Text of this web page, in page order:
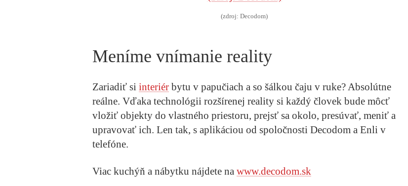
(zdroj: Decodom)
Meníme vnímanie reality
Zariadiť si interiér bytu v papučiach a so šálkou čaju v ruke? Absolútne
reálne. Vďaka technológii rozšírenej reality si každý človek bude môcť
vložiť objekty do vlastného priestoru, prejsť sa okolo, presúvať, meniť a
upravovať ich. Len tak, s aplikáciou od spoločnosti Decodom a Enli v
telefóne.
Viac kuchýň a nábytku nájdete na www.decodom.sk